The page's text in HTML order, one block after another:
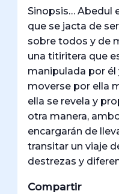
Sinopsis… Abedul
que se jacta de
sobre todos y de
una titiritera que
manipulada por él
moverse por ella
ella se revela y
otra manera,
encargarán de
transitar un viaje
destrezas y
Compartir